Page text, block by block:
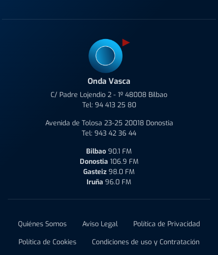
Onda Vasca
C/ Padre Lojendio 2 - 1º 48008 Bilbao
Tel: 94 413 25 80
Avenida de Tolosa 23-25 20018 Donostia
Tel: 943 42 36 44
Bilbao 90.1 FM
Donostia 106.9 FM
Gasteiz 98.0 FM
Iruña 96.0 FM
Quiénes Somos Aviso Legal
Política de Privacidad
Política de Cookies
Condiciones de uso y Contratación